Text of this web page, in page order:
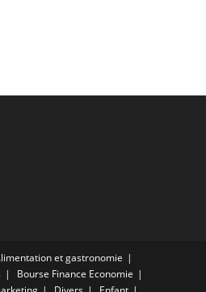
et gastronomie
Bourse Finance Economie